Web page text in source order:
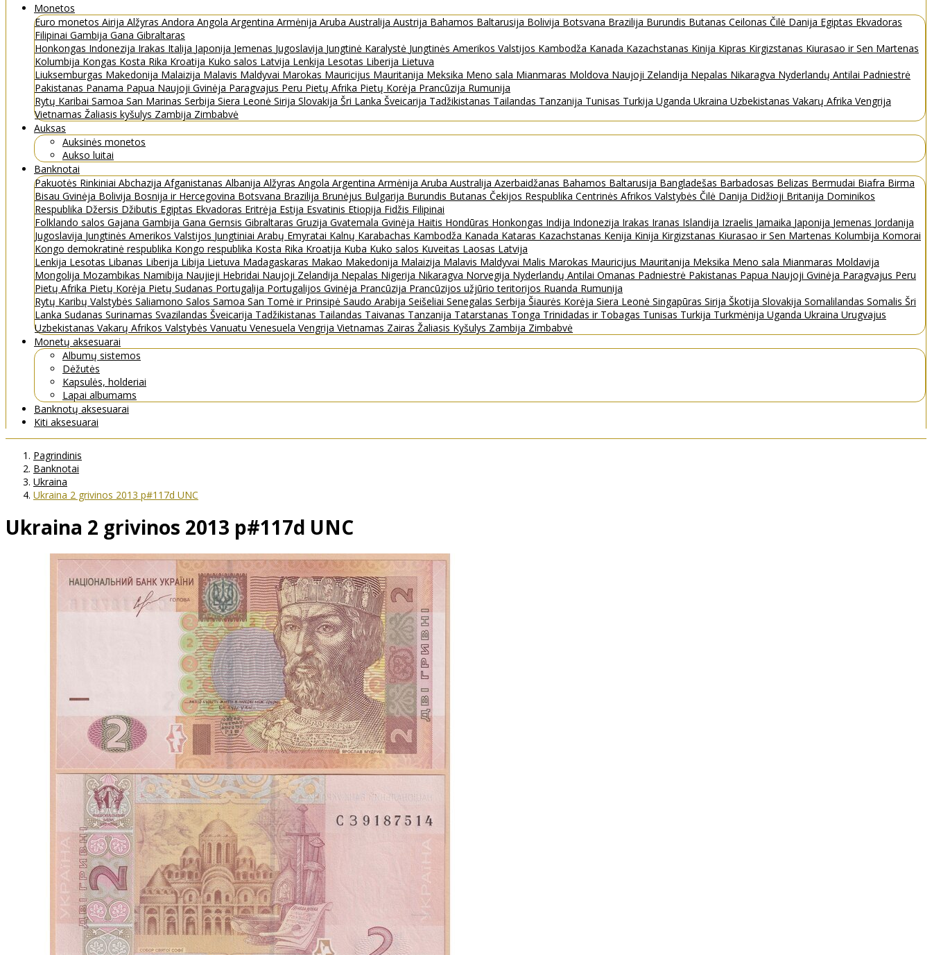
Monetos
Euro monetos Airija Alžyras Andora Angola Argentina Armėnija Aruba Australija Austrija Bahamos Baltarusija Bolivija Botsvana Brazilija Burundis Butanas Ceilonas Čilė Danija Egiptas Ekvadoras
Filipinai Gambija Gana Gibraltaras
Honkongas Indonezija Irakas Italija Japonija Jemenas Jugoslavija Jungtinė Karalystė Jungtinės Amerikos Valstijos Kambodža Kanada Kazachstanas Kinija Kipras Kirgizstanas Kiurasao ir Sen Martenas
Kolumbija Kongas Kosta Rika Kroatija Kuko salos Latvija Lenkija Lesotas Liberija Lietuva
Liuksemburgas Makedonija Malaizija Malavis Maldyvai Marokas Mauricijus Mauritanija Meksika Meno sala Mianmaras Moldova Naujoji Zelandija Nepalas Nikaragva Nyderlandų Antilai Padniestrė
Pakistanas Panama Papua Naujoji Gvinėja Paragvajus Peru Pietų Afrika Pietų Korėja Prancūzija Rumunija
Rytų Karibai Samoa San Marinas Serbija Siera Leonė Sirija Slovakija Šri Lanka Šveicarija Tadžikistanas Tailandas Tanzanija Tunisas Turkija Uganda Ukraina Uzbekistanas Vakarų Afrika Vengrija
Vietnamas Žaliasis kyšulys Zambija Zimbabvė
Auksas
Auksinės monetos
Aukso luitai
Banknotai
Pakuotės Rinkiniai Abchazija Afganistanas Albanija Alžyras Angola Argentina Armėnija Aruba Australija Azerbaidžanas Bahamos Baltarusija Bangladešas Barbadosas Belizas Bermudai Biafra Birma
Bisau Gvinėja Bolivija Bosnija ir Hercegovina Botsvana Brazilija Brunėjus Bulgarija Burundis Butanas Čekijos Respublika Centrinės Afrikos Valstybės Čilė Danija Didžioji Britanija Dominikos
Respublika Džersis Džibutis Egiptas Ekvadoras Eritrėja Estija Esvatinis Etiopija Fidžis Filipinai
Folklando salos Gajana Gambija Gana Gernsis Gibraltaras Gruzija Gvatemala Gvinėja Haitis Hondūras Honkongas Indija Indonezija Irakas Iranas Islandija Izraelis Jamaika Japonija Jemenas Jordanija
Jugoslavija Jungtinės Amerikos Valstijos Jungtiniai Arabų Emyratai Kalnų Karabachas Kambodža Kanada Kataras Kazachstanas Kenija Kinija Kirgizstanas Kiurasao ir Sen Martenas Kolumbija Komorai
Kongo demokratinė respublika Kongo respublika Kosta Rika Kroatija Kuba Kuko salos Kuveitas Laosas Latvija
Lenkija Lesotas Libanas Liberija Libija Lietuva Madagaskaras Makao Makedonija Malaizija Malavis Maldyvai Malis Marokas Mauricijus Mauritanija Meksika Meno sala Mianmaras Moldavija
Mongolija Mozambikas Namibija Naujieji Hebridai Naujoji Zelandija Nepalas Nigerija Nikaragva Norvegija Nyderlandų Antilai Omanas Padniestrė Pakistanas Papua Naujoji Gvinėja Paragvajus Peru
Pietų Afrika Pietų Korėja Pietų Sudanas Portugalija Portugalijos Gvinėja Prancūzija Prancūzijos užjūrio teritorijos Ruanda Rumunija
Rytų Karibų Valstybės Saliamono Salos Samoa San Tomė ir Prinsipė Saudo Arabija Seišeliai Senegalas Serbija Šiaurės Korėja Siera Leonė Singapūras Sirija Škotija Slovakija Somalilandas Somalis Šri
Lanka Sudanas Surinamas Svazilandas Šveicarija Tadžikistanas Tailandas Taivanas Tanzanija Tatarstanas Tonga Trinidadas ir Tobagas Tunisas Turkija Turkmėnija Uganda Ukraina Urugvajus
Uzbekistanas Vakarų Afrikos Valstybės Vanuatu Venesuela Vengrija Vietnamas Zairas Žaliasis Kyšulys Zambija Zimbabvė
Monetų aksesuarai
Albumų sistemos
Dėžutės
Kapsulės, holderiai
Lapai albumams
Banknotų aksesuarai
Kiti aksesuarai
Pagrindinis
Banknotai
Ukraina
Ukraina 2 grivinos 2013 p#117d UNC
Ukraina 2 grivinos 2013 p#117d UNC